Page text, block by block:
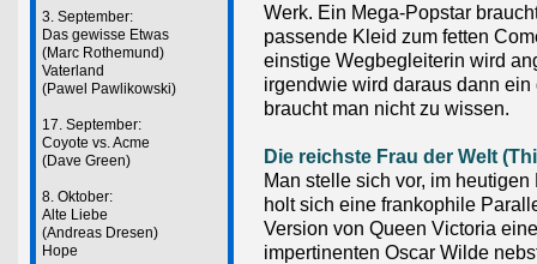
3. September:
Das gewisse Etwas
(Marc Rothemund)
Vaterland
(Pawel Pawlikowski)
17. September:
Coyote vs. Acme
(Dave Green)
8. Oktober:
Alte Liebe
(Andreas Dresen)
Hope
Werk. Ein Mega-Popstar
passende Kleid zum fetten
einstige Wegbegleiterin wird
irgendwie wird daraus dann
braucht man nicht zu wissen.
Die reichste Frau der Welt
Man stelle sich vor, im heutigen
holt sich eine frankophile
Version von Queen Victoria
impertinenten Oscar Wilde